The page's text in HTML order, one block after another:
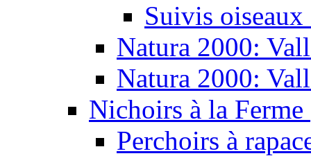
Suivis oiseaux
Natura 2000:
Natura 2000:
Nichoirs à la
Perchoirs à